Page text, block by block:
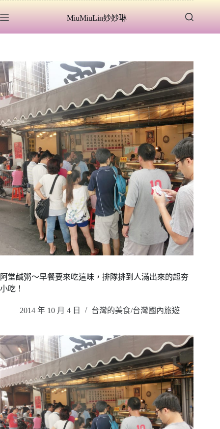
至
容
MiuMiuLin妙妙琳
阿堂鹹粥～早餐要來吃這味，排隊排到人滿出來的超夯
小吃！
2014 年 10 月 4 日 台灣的美食/台灣國內旅遊